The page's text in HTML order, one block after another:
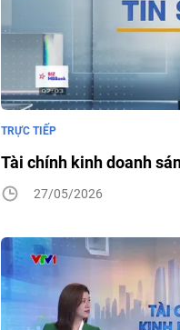
Tài chính kinh doanh
TRỰC TIẾP
27/05/2026